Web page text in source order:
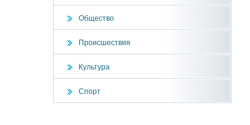
Общество
Происшествия
Культура
Спорт